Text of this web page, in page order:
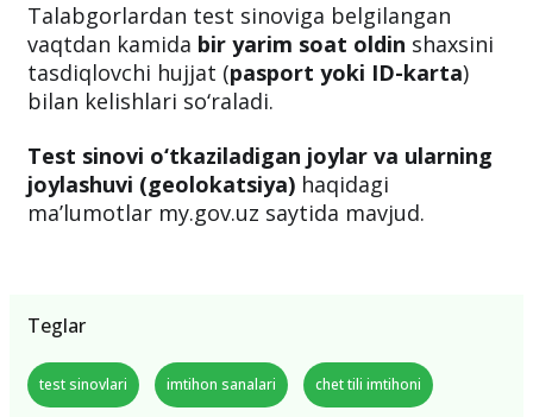
Talabgorlardan test sinoviga belgilangan
vaqtdan kamida bir yarim soat oldin shaxsini
tasdiqlovchi hujjat (pasport yoki ID-karta)
bilan kelishlari so‘raladi.
Test sinovi o‘tkaziladigan joylar va ularning
joylashuvi (geolokatsiya) haqidagi
ma’lumotlar my.gov.uz saytida mavjud.
Teglar
test sinovlari imtihon sanalari chet tili imtihoni